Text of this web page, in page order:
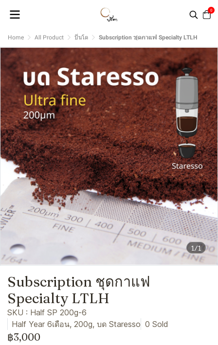
0
Home All Product ปิ่นโต Subscription ชุดกาแฟ Specialty LTLH
1/1
Subscription ชุดกาแฟ
Specialty LTLH
SKU : Half SP 200g-6
Half Year 6เดือน, 200g, บด Staresso 0 Sold
฿3,000